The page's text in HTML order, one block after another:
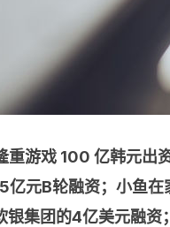
重游戏 100 亿韩元
亿元B轮融资；小鱼
集团的4亿美元融